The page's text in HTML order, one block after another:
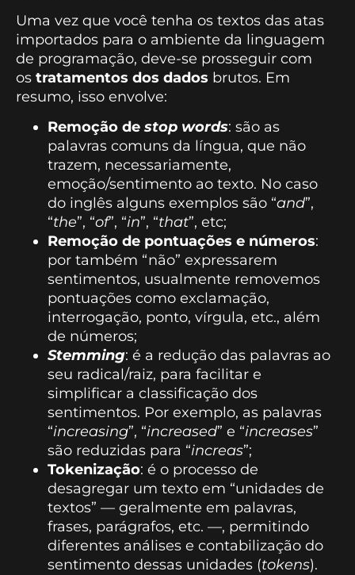
Uma vez que você tenha os textos das atas
importados para o ambiente da linguagem
de programação, deve-se prosseguir com
os tratamentos dos dados brutos. Em
resumo, isso envolve:
Remoção de stop words: são as
palavras comuns da língua, que não
trazem, necessariamente,
emoção/sentimento ao texto. No caso
do inglês alguns exemplos são “and”,
“the”, “of”, “in”, “that”, etc;
Remoção de pontuações e números:
por também “não” expressarem
sentimentos, usualmente removemos
pontuações como exclamação,
interrogação, ponto, vírgula, etc., além
de números;
Stemming: é a redução das palavras ao
seu radical/raiz, para facilitar e
simplificar a classificação dos
sentimentos. Por exemplo, as palavras
“increasing”, “increased” e “increases”
são reduzidas para “increas”;
Tokenização: é o processo de
desagregar um texto em “unidades de
textos” — geralmente em palavras,
frases, parágrafos, etc. —, permitindo
diferentes análises e contabilização do
sentimento dessas unidades (tokens).